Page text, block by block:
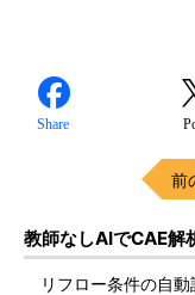
Share
前
教師なしAIでCAE解
リフロー条件の自動